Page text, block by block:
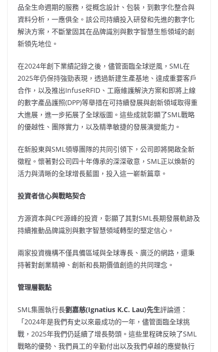
品全生命週期的服務，從概念設計、包裝，到數字化整合與
資料分析，一應俱全。該公司持續投入研發和先進的數字化
解決方案，不斷鞏固其在品牌識別與數字智慧生態領域的創
新領先地位。
在2024年創下業績記錄之後，儘管面臨全球逆風，SML在
2025年仍保持強勁表現，透過新建生產基地、達成重要客戶
合作，以及推出InfuseRFID、工廠維護解決方案和即將上線
的數字產品護照(DPP)等舉措在可持續發展與創新領域取得重
大進展，進一步拓展了全球版圖。這些成就彰顯了SML戰略
的優越性、團隊實力，以及精準敏捷的發展演變能力。
在新股東與SML領導團隊的共同引領下，公司即將開啟全新
徵程。懷著對公司四十年傳承的深深敬意，SML正以煥新的
活力與清晰的全球增長藍圖，投入這一嶄新篇章。
投資者信心與戰略契合
方源資本與CPE源峰的投資，彰顯了其對SML長期發展軌跡及
持續推動品牌識別與數字智慧領域轉型的堅定信心。
兩家投資機構不僅具備區域與全球專長、廣泛的網路，還秉
持著對創業精神、創新和長期價值創造的共同理念。
管理層觀點
SML集團執行長劉嘉慈(Ignatius K.C. Lau)先生評論道：
「2024年是我們有史以來最成功的一年，儘管面臨全球挑
戰，2025年我們仍延續了增長勢頭。這些里程碑反映了SML
戰略的優勢、我們員工的辛勤付出以及我們卓越的應變執行